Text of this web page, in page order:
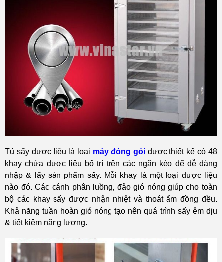
Tủ sấy dược liệu là loại máy đóng gói được thiết kế có 48
khay chứa dược liệu bố trí trên các ngăn kéo để dễ dàng
nhập & lấy sản phẩm sấy. Mỗi khay là một loại dược liệu
nào đó. Các cánh phân luồng, đảo gió nóng giúp cho toàn
bộ các khay sấy được nhận nhiệt và thoát ẩm đồng đều.
Khả năng tuần hoàn gió nóng tạo nên quá trình sấy êm dịu
& tiết kiệm năng lượng.